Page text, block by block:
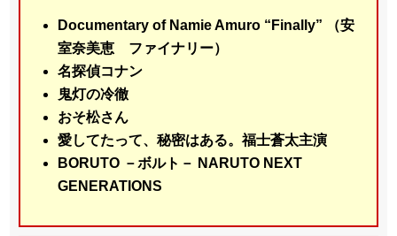
Documentary of Namie Amuro “Finally” （安
室奈美恵 ファイナリー）
名探偵コナン
鬼灯の冷徹
おそ松さん
愛してたって、秘密はある。福士蒼太主演
BORUTO －ボルト－ NARUTO NEXT
GENERATIONS